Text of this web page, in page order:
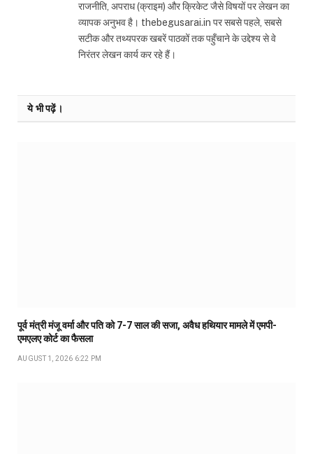
राजनीति, अपराध (क्राइम) और क्रिकेट जैसे विषयों पर लेखन का
व्यापक अनुभव है। thebegusarai.in पर सबसे पहले, सबसे
सटीक और तथ्यपरक खबरें पाठकों तक पहुँचाने के उद्देश्य से वे
निरंतर लेखन कार्य कर रहे हैं।
ये भी पढ़ें।
पूर्व मंत्री मंजू वर्मा और पति को 7-7 साल की सजा, अवैध हथियार मामले में एमपी-
एमएलए कोर्ट का फैसला
AUGUST 1, 2026 6:22 PM